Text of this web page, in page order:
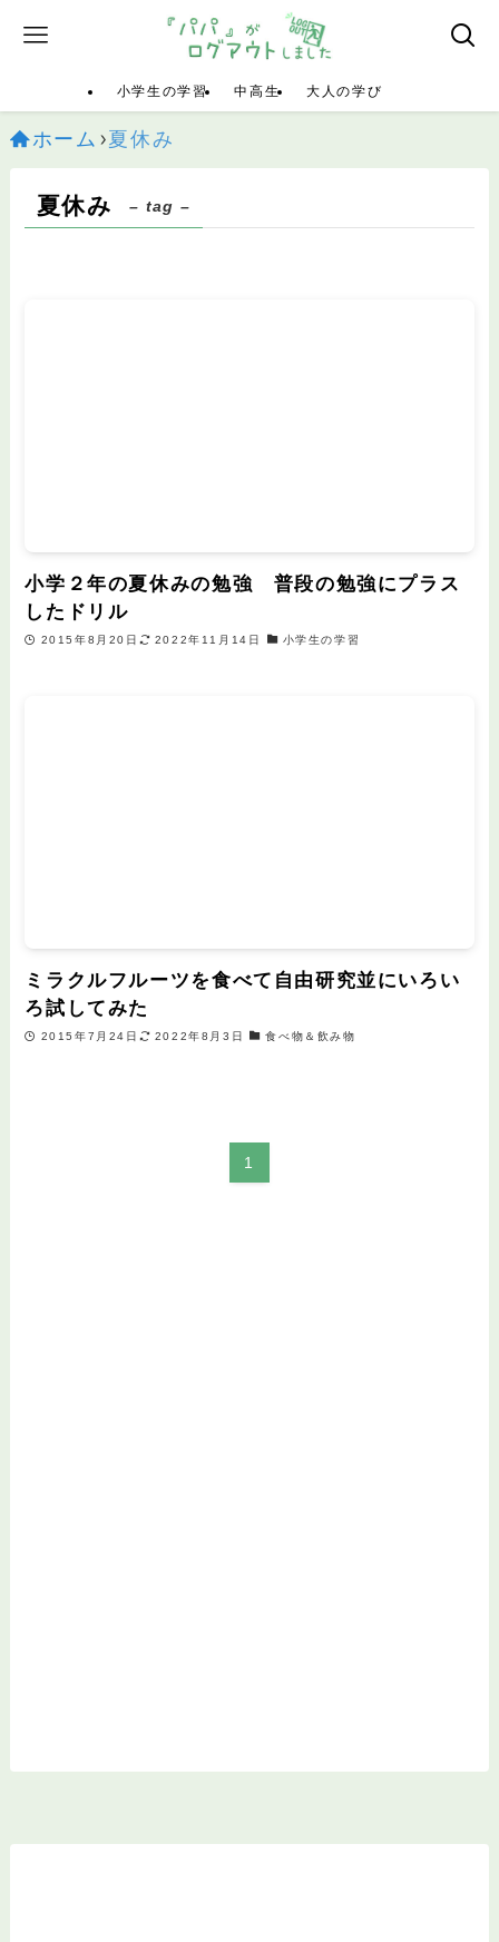
小学生の学習 中高生 大人の学び
ホーム 夏休み
夏休み – tag –
小学２年の夏休みの勉強 普段の勉強にプラス
したドリル
2015年8月20日 2022年11月14日 小学生の学習
ミラクルフルーツを食べて自由研究並にいろい
ろ試してみた
2015年7月24日 2022年8月3日 食べ物＆飲み物
1